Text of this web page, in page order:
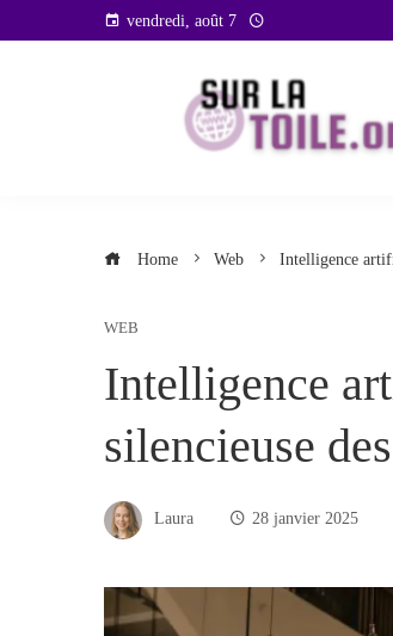
to
vendredi, août 7
Home Web Intelligence
WEB
Intelligence
silencieuse
Laura 28 janvier 2025